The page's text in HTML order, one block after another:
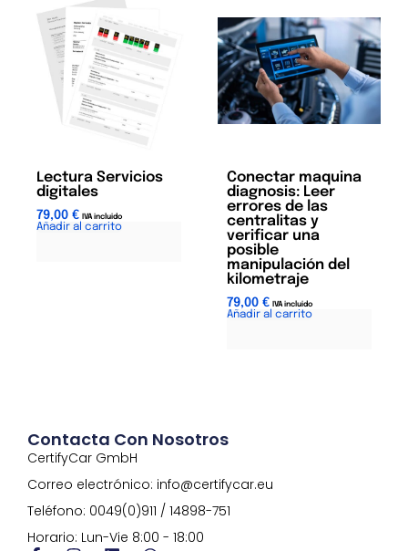
Lectura Servicios
digitales
79,00 € IVA incluido
Añadir al carritoA
Conectar maquina
diagnosis: Leer
errores de las
centralitas y
verificar una
posible
manipulación del
kilometraje
79,00 € IVA incluido
Añadir al carrito
Contacta Con Nosotros
CertifyCar GmbH
Correo electrónico: info@certifycar.eu
Teléfono: 0049(0)911 / 14898-751
Horario: Lun-Vie 8:00 - 18:00